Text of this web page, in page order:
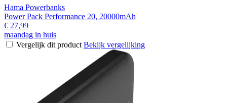
Hama Powerbanks
Power Pack Performance 20, 20000mAh
€ 27,99
maandag in huis
Vergelijk dit product Bekijk vergelijking